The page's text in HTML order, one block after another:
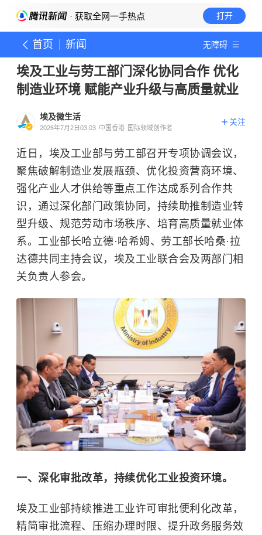
· 获取全网一手热点 打开
首页 新闻 无障碍
埃及工业与劳工部门深化协同合作 优化
制造业环境 赋能产业升级与高质量就业
埃及微生活
2026年7月2日03:03 中国香港 国际领域创作者
关注
近日，埃及工业部与劳工部召开专项协调会议，
聚焦破解制造业发展瓶颈、优化投资营商环境、
强化产业人才供给等重点工作达成系列合作共
识，通过深化部门政策协同，持续助推制造业转
型升级、规范劳动市场秩序、培育高质量就业体
系。工业部长哈立德·哈希姆、劳工部长哈桑·拉
达德共同主持会议，埃及工业联合会及两部门相
关负责人参会。
一、深化审批改革，持续优化工业投资环境。
埃及工业部持续推进工业许可审批便利化改革，
精简审批流程、压缩办理时限、提升政务服务效